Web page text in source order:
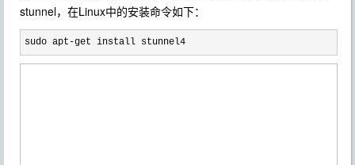
stunnel，在Linux中的安装命令如下：
sudo apt-get install stunnel4